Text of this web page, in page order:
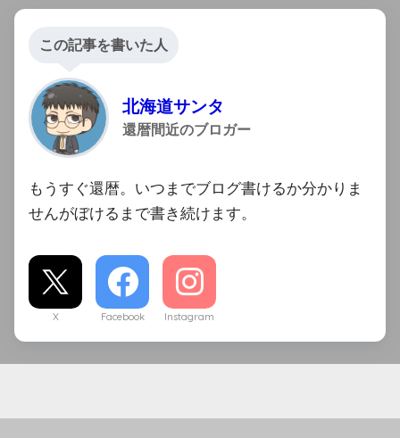
この記事を書いた人
北海道サンタ
還暦間近のブロガー
もうすぐ還暦。いつまでブログ書けるか分かりま
せんがぼけるまで書き続けます。
X Facebook Instagram